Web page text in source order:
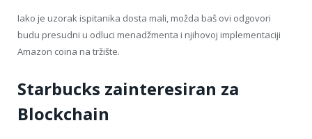
Iako je uzorak ispitanika dosta mali, možda baš ovi odgovori
budu presudni u odluci menadžmenta i njihovoj implementaciji
Amazon coina na tržište.
Starbucks zainteresiran za
Blockchain